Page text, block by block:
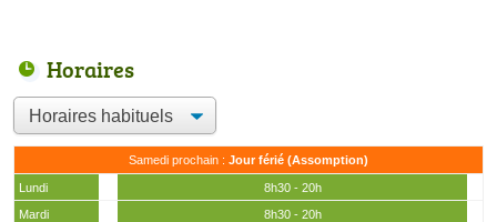
Horaires
Samedi prochain : Jour férié (Assomption)
Lundi
8h30 - 20h
Mardi
8h30 - 20h